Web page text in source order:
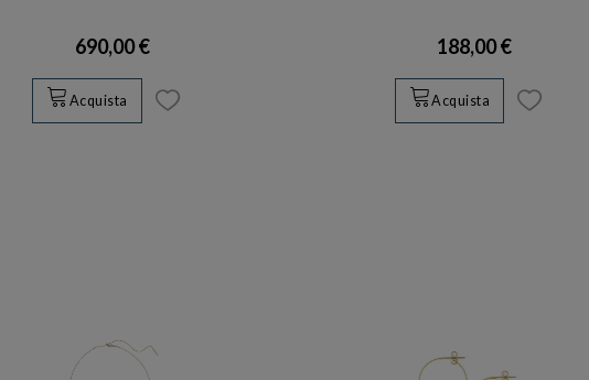
690,00 €
Acquista
188,00 €
Acquista